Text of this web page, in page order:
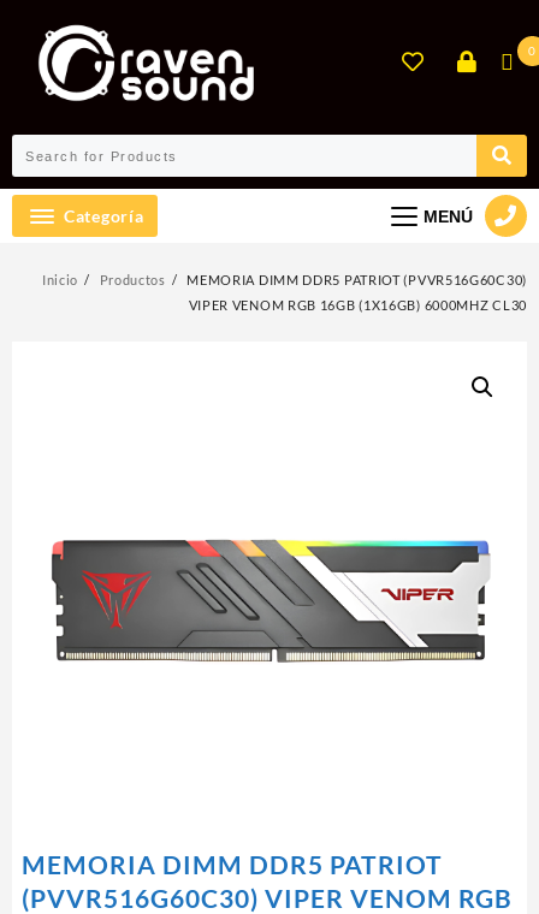
contenido
0
Categoría MENÚ
Inicio Productos
MEMORIA DIMM DDR5 PATRIOT (PVVR516G60C30)
VIPER VENOM RGB 16GB (1X16GB) 6000MHZ CL30
MEMORIA DIMM DDR5 PATRIOT
(PVVR516G60C30) VIPER VENOM RGB